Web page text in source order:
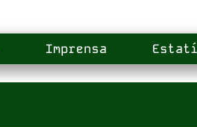
Imprensa